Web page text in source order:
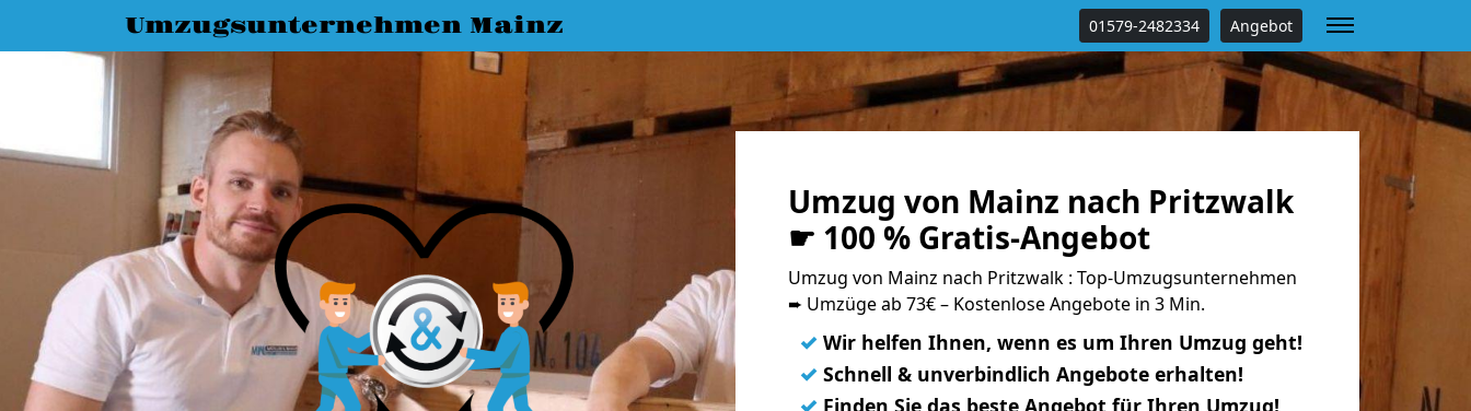
Umzugsunternehmen Mainz 01579-2482334 Angebot
Umzug von Mainz nach Pritzwalk
☛ 100 % Gratis-Angebot
Umzug von Mainz nach Pritzwalk : Top-Umzugsunternehmen
➨ Umzüge ab 73€ – Kostenlose Angebote in 3 Min.
✓ Wir helfen Ihnen, wenn es um Ihren Umzug geht!
✓ Schnell & unverbindlich Angebote erhalten!
✓ Finden Sie das beste Angebot für Ihren Umzug!